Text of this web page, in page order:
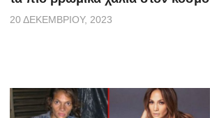
20 ΔΕΚΕΜΒΡΊΟΥ, 2023